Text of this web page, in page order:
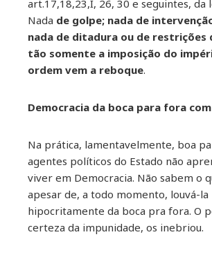
art.17,18,23,I, 26, 30 e seguintes, da
Nada de golpe; nada de
nada de ditadura ou de restrições
tão somente a imposição do
ordem vem a reboque.
Democracia da boca para fora
Na prática, lamentavelmente, boa
agentes políticos do Estado não
viver em Democracia. Não sabem o
apesar de, a todo momento, louvá-la
hipocritamente da boca pra fora. O
certeza da impunidade, os inebriou.